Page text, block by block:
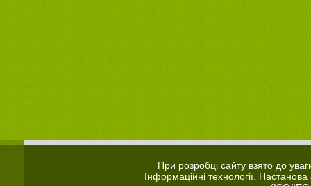
При розробці сайту взято до
Інформаційні технології.